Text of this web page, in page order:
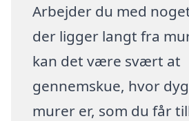
Arbejder du med
der ligger langt fra
kan det være svært at
gennemskue, hvor
murer er, som du får